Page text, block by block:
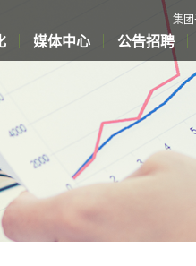
集
媒体中心 公告招聘